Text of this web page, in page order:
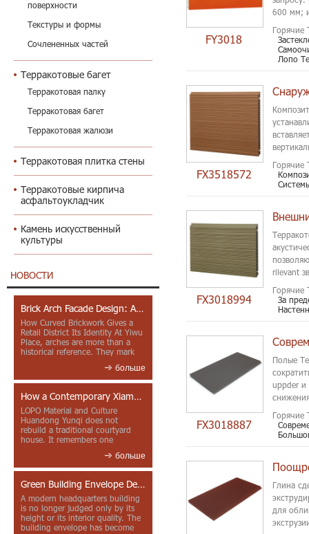
поверхности
Текстуры и формы
Сочлененных частей
Терракотовые багет
Терракотовая палку
Терракотовая багет
Терракотовая жалюзи
Терракотовая плитка стены
Терракотовые кирпича
асфальтоукладчик
Камень искусственный
культуры
НОВОСТИ
Brick Arch Facade Design: A Closer Look at Yiwu Place
How Curved Brickwork Gives a
Retail District Its Identity At Yiwu
Place, arches are more than a
historical reference. They mark
больше
How a Contemporary Xiamen Project Reframes Minnan Red Brick
LOPO Material and Culture
Huandong Yunqi does not
rebuild a traditional courtyard
house. It remembers one
больше
Green Building Envelope Design: Clay Sunscreen Fins for Modern Headquarters Architecture
A modern headquarters building
is no longer judged only by its
height or its interior quality. The
building envelope has become
FY3018
600 мм;
Горячие
Лопо
FX3518572
Горячие
FX3018994
rilevant
Горячие
За
FX3018887
Полые
uppder и
Горячие
Глина
для